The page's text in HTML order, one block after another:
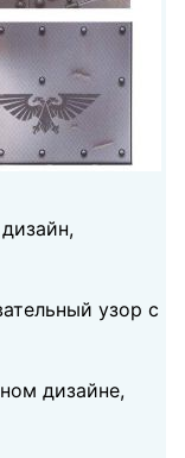
узор с
дизайне,